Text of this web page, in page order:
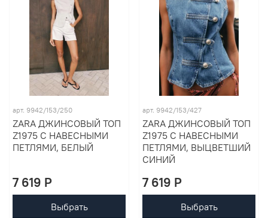
арт. 9942/153/250
ZARA ДЖИНСОВЫЙ ТОП
Z1975 С НАВЕСНЫМИ
ПЕТЛЯМИ, БЕЛЫЙ
7 619 P
Выбрать
арт. 9942/153/427
ZARA ДЖИНСОВЫЙ ТОП
Z1975 С НАВЕСНЫМИ
ПЕТЛЯМИ, ВЫЦВЕТШИЙ
СИНИЙ
7 619 P
Выбрать